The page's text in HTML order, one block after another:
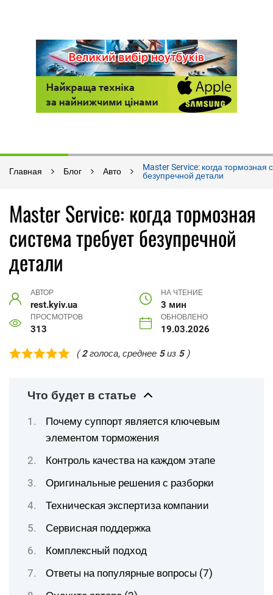
Главная Блог Авто
Master Service: когда тормозная
безупречной детали
Master Service: когда тормозная
система требует безупречной
детали
АВТОР
rest.kyiv.ua
НА ЧТЕНИЕ
3 мин
ПРОСМОТРОВ
313
ОБНОВЛЕНО
19.03.2026
(2голоса, среднее 5из 5)
Что будет в статье
Почему суппорт является ключевым
элементом торможения
Контроль качества на каждом этапе
Оригинальные решения с разборки
Техническая экспертиза компании
Сервисная поддержка
Комплексный подход
Ответы на популярные вопросы (7)